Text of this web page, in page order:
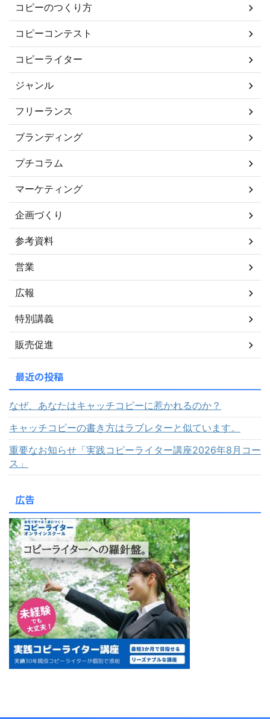
コピーのつくり方
コピーコンテスト
コピーライター
ジャンル
フリーランス
ブランディング
プチコラム
マーケティング
企画づくり
参考資料
営業
広報
特別講義
販売促進
最近の投稿
なぜ、あなたはキャッチコピーに惹かれるのか？
キャッチコピーの書き方はラブレターと似ています。
重要なお知らせ「実践コピーライター講座2026年8月コー
ス」
広告